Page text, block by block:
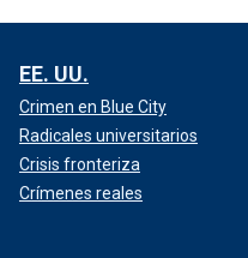
EE. UU.
Crimen en Blue City
Radicales universitarios
Crisis fronteriza
Crímenes reales